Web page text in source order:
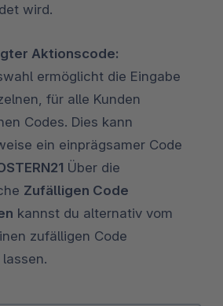
wird.
Aktionscode:
ermöglicht die Eingabe
für alle Kunden
Codes. Dies kann
ein einprägsamer Code
Über die
Zufälligen Code
kannst du alternativ vom
zufälligen Code